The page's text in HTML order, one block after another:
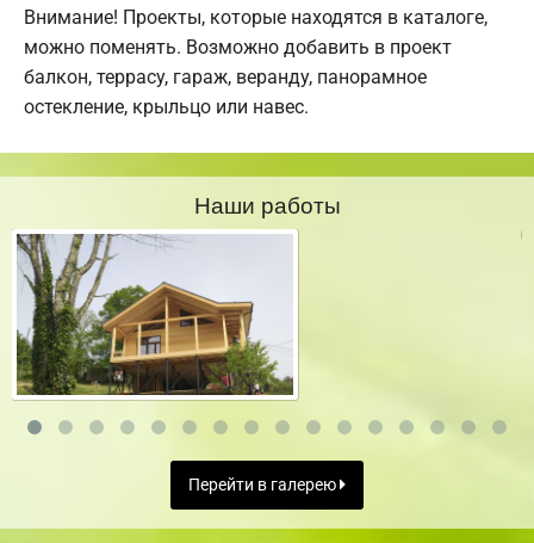
Внимание! Проекты, которые находятся в каталоге,
можно поменять. Возможно добавить в проект
балкон, террасу, гараж, веранду, панорамное
остекление, крыльцо или навес.
Наши работы
Перейти в галерею